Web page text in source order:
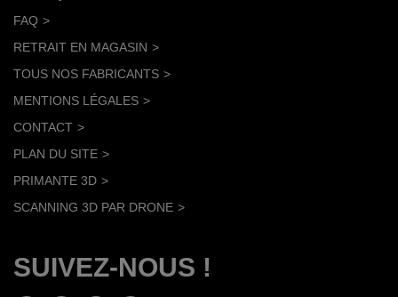
FAQ
RETRAIT EN MAGASIN
TOUS NOS FABRICANTS
MENTIONS LÉGALES
CONTACT
PLAN DU SITE
PRIMANTE 3D
SCANNING 3D PAR DRONE
SUIVEZ-NOUS !